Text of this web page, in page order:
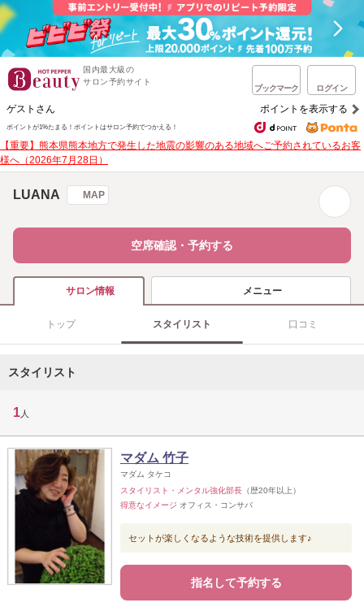
国内最大級の
サロン予約サイト
ブックマーク ログイン
ゲストさん ポイントを表示する
ポイントが1%たまる！ ポイントはサロン予約でつかえる！
【重要】熊本県熊本地方で発生した地震の影響のある地域へご予約されているお客
様へ（2026年7月28日）
LUANA MAP
空席確認・予約する
サロン情報 メニュー
トップ スタイリスト 口コミ
スタイリスト
1 人
マダム 竹子
マダム タケコ
スタイリスト・メンタル強化部長 （歴20年以上）
得意なイメージ オフィス・コンサバ
セットが楽しくなるような技術を提供します♪
指名して予約する